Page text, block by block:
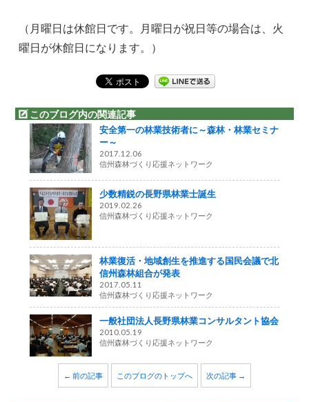
（月曜日は休館日です。月曜日が祝日等の場合は、火
曜日が休館日になります。）
このブログ内の関連記事
安全第一の林業技術者に～森林・林業セミナ
ー～
2017.12.06
信州森林づくり応援ネットワーク
少数精鋭の長野県林業士誕生
2019.02.26
信州森林づくり応援ネットワーク
林業復活・地域創生を推進する国民会議で北
信州森林組合が発表
2017.05.11
信州森林づくり応援ネットワーク
一般社団法人長野県林業コンサルタント協会
2010.05.19
信州森林づくり応援ネットワーク
← 前の記事 このブログのトップへ 次の記事 →